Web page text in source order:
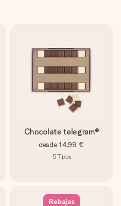
Chocolate telegram®
desde 14,99 €
5 Tipos
Rebajas